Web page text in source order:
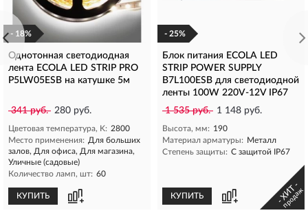
- 18%
Однотонная светодиодная
лента ECOLA LED STRIP PRO
P5LW05ESB на катушке 5м
341 руб. 280 руб.
Цветовая температура, K: 2800
Место применения: Для больших
залов, Для офиса, Для магазина,
Уличные (садовые)
Количество ламп, шт: 60
КУПИТЬ
- 25%
Блок питания ECOLA LED
STRIP POWER SUPPLY
B7L100ESB для светодиодной
ленты 100W 220V-12V IP67
1 535 руб. 1 148 руб.
Высота, мм: 190
Материал арматуры: Металл
Степень защиты: С защитой IP67
КУПИТЬ - ХИТ -
продаж